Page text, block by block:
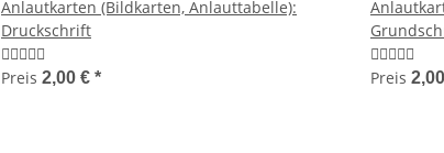
Anlautkarten (Bildkarten, Anlauttabelle):
Druckschrift
Preis 2,00 € * Preis